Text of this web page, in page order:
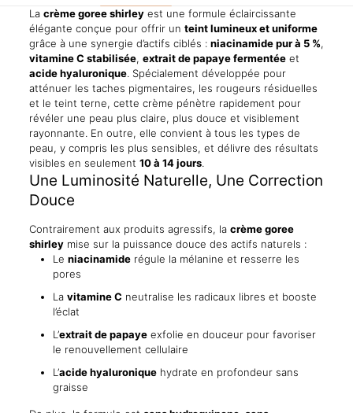
Soin
Éclaircissant
30ml
–
Résultats
Visibles
en
14
quantity
La crème goree shirleyest une formule éclaircissante
élégante conçue pour offrir un teint lumineux et uniforme
grâce à une synergie d’actifs ciblés : niacinamide pur à 5 %,
vitamine C stabilisée, extrait de papaye fermentéeet
acide hyaluronique. Spécialement développée pour
atténuer les taches pigmentaires, les rougeurs résiduelles
et le teint terne, cette crème pénètre rapidement pour
révéler une peau plus claire, plus douce et visiblement
rayonnante. En outre, elle convient à tous les types de
peau, y compris les plus sensibles, et délivre des résultats
visibles en seulement 10 à 14 jours.
Une Luminosité Naturelle, Une Correction
Douce
Contrairement aux produits agressifs, la crème goree
shirleymise sur la puissance douce des actifs naturels :
Le niacinamiderégule la mélanine et resserre les
pores
La vitamine C neutralise les radicaux libres et booste
l’éclat
L’extrait de papayeexfolie en douceur pour favoriser
le renouvellement cellulaire
L’acide hyaluroniquehydrate en profondeur sans
graisse